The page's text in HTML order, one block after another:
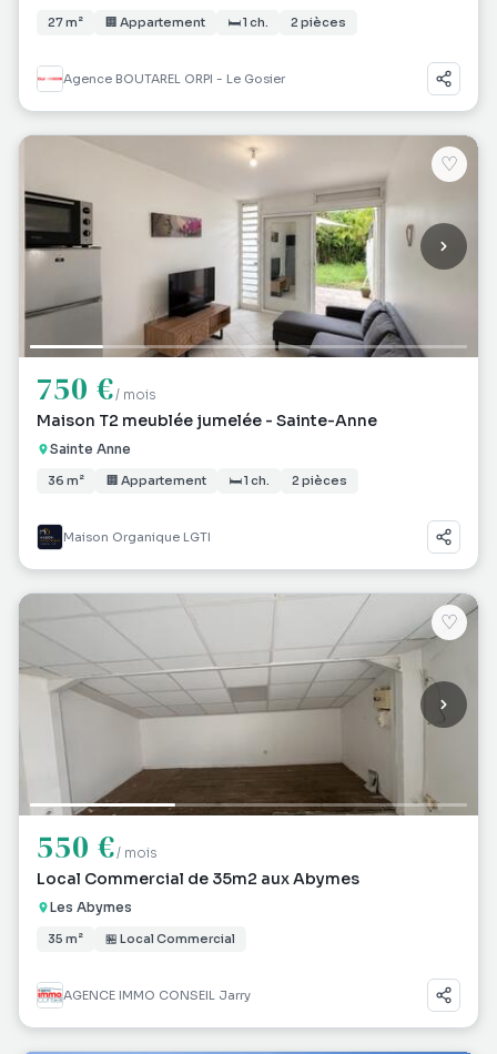
27 m² 🏢 Appartement 🛏 1 ch. 2 pièces
Agence BOUTAREL ORPI - Le Gosier
♡
750 €/ mois
Maison T2 meublée jumelée - Sainte-Anne
Sainte Anne
36 m² 🏢 Appartement 🛏 1 ch. 2 pièces
Maison Organique LGTI
♡
550 €/ mois
Local Commercial de 35m2 aux Abymes
Les Abymes
35 m² 🏪 Local Commercial
AGENCE IMMO CONSEIL Jarry